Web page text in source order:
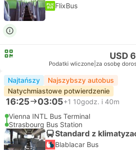
FlixBus
USD
Podatki wliczone za osobę
Najtańszy
Najszybszy autobus
Natychmiastowe potwierdzenie
16:25 03:05+1 10godz. i 40m
Vienna INTL Bus Terminal
Strasbourg Bus Station
Standard z
Blablacar Bus